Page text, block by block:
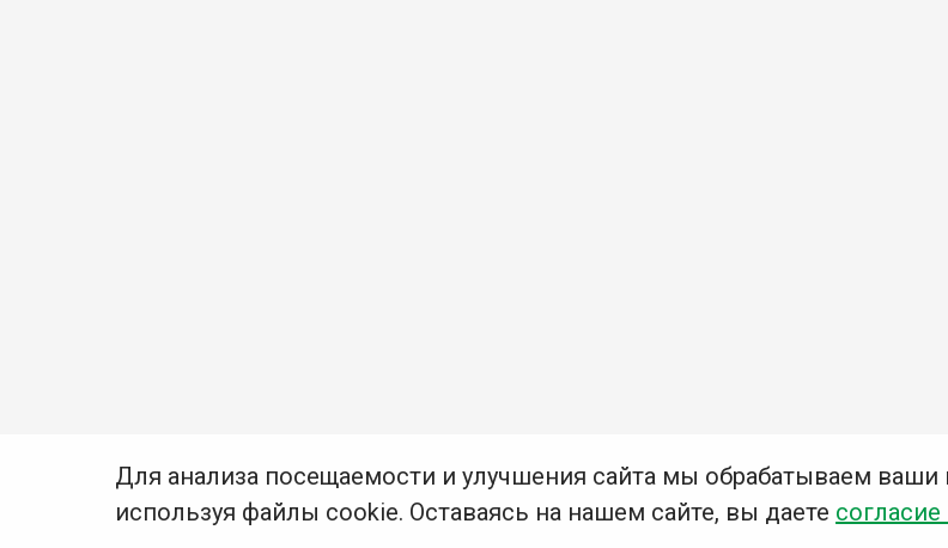
Для анализа посещаемости и улучшения сайта мы обрабатываем ваши
используя файлы cookie. Оставаясь на нашем сайте, вы даете согласие